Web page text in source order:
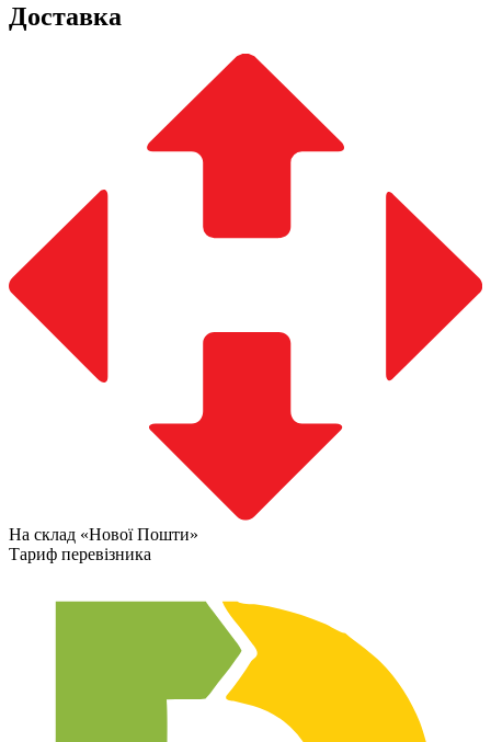
Доставка
На склад «Нової Пошти»
Тариф перевізника